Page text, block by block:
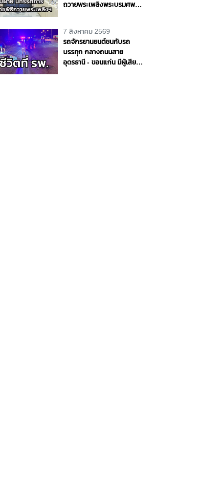
ถวายพระเพลิงพระบรมศพ
ราชชนนีพันปีหลวง
7 สิงหาคม 2569
รถจักรยานยนต์ชนกับรถ
บรรทุก กลางถนนสาย
อุดรธานี - ขอนแก่น มีผู้เสีย